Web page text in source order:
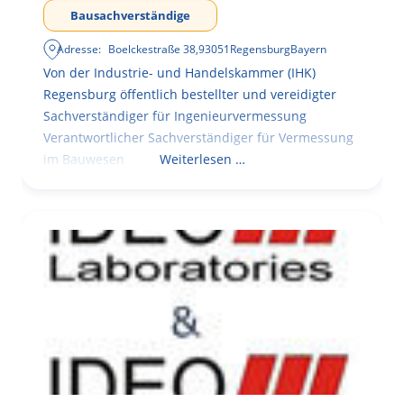
Bausachverständige
Adresse: Boelckestraße 38,93051RegensburgBayern
Von der Industrie- und Handelskammer (IHK)
Regensburg öffentlich bestellter und vereidigter
Sachverständiger für Ingenieurvermessung
Verantwortlicher Sachverständiger für Vermessung
im Bauwesen
Weiterlesen …